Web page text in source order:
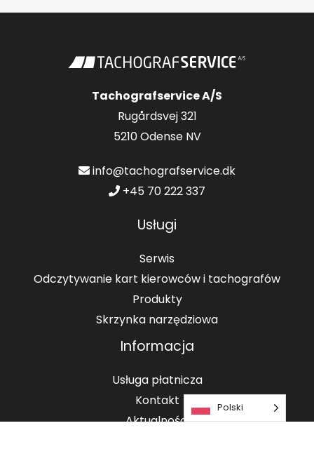
Tachografservice A/S
Rugårdsvej 321
5210 Odense NV
info@tachografservice.dk
+45 70 222 337
Usługi
Serwis
Odczytywanie kart kierowców i tachografów
Produkty
Skrzynka narzędziowa
Informacja
Usługa płatnicza
Kontakt
Aktualności
Polski